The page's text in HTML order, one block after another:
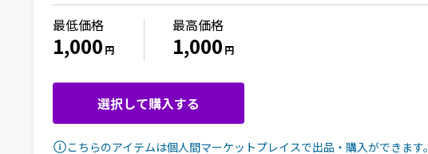
最低価格
1,000 円
最高価格
1,000 円
選択して購入する
こちらのアイテムは個人間マーケットプレイスで出品・購入ができます。